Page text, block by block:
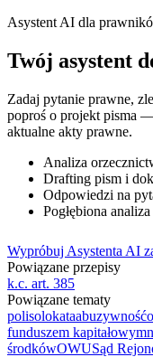
Asystent AI dla
Twój asystent
Zadaj pytanie prawne,
poproś o projekt pisma
aktualne akty prawne.
Analiza
Drafting pism i
Odpowiedzi na
Pogłębiona
Wypróbuj Asystenta AI
Powiązane przepisy
k.c. art. 385
Powiązane tematy
polisolokataabuzywność
funduszem kapitałowym
środkówOWUSąd